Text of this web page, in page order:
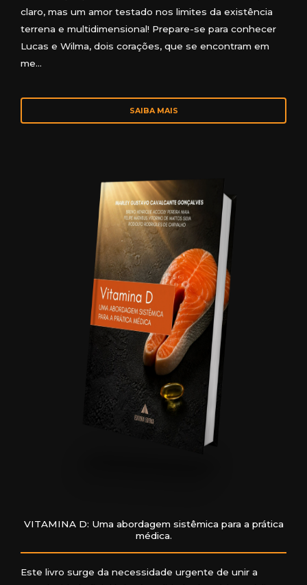
claro, mas um amor testado nos limites da existência
terrena e multidimensional! Prepare-se para conhecer
Lucas e Wilma, dois corações, que se encontram em
me…
SAIBA MAIS
VITAMINA D: Uma abordagem sistêmica para a prática
médica.
Este livro surge da necessidade urgente de unir a